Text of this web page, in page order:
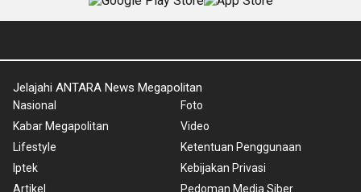
Jelajahi ANTARA News Megapolitan
Nasional
Kabar Megapolitan
Lifestyle
Iptek
Artikel
Foto
Video
Ketentuan Penggunaan
Kebijakan Privasi
Pedoman Media Siber